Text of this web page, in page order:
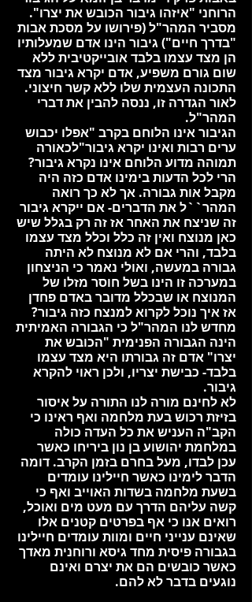
הרוחני "איזהו גיבור הכובש את יצרו".
מסביר המהר"ל (פירושו על מסכת אבות
"בדרך חיים") גיבור הינו אדם שמעלותיו
הן מצד עצמו בלבד אובייקטיבית ללא
שום גורם משפיע, אדם יקרא גיבור מצד
התכונה העצמית שלו ללא קשר חיצוני.
לאור הגדרה זו, ננסה להבין את דברי
המהר"ל.
הגיבור אינו הלוחם בקרב "אפלו יכבוש
ערים רבות ואינו יקרא גיבור"לכאורה
תמוהה מדוע הלוחם אינו נקרא גיבור?
הרי לכל הדעות בימינו אדם כזה היה
מקבל אות גבורה. אך לא כך רואה
המהר``ל את הדברים- אם ייקרא גיבור
זה שניצח את האחר אז זה רק בגלל שיש
כאן מנוצח ואין זה כלל וכלל מצד עצמו
בלבד, והרי אם לא מנוצח לא היתה
גבורה במעשה, ואולי נאמר כי הניצחון
במערכה זו הינו בשל חוסר מזלו של
המנוצח או שבכלל מדובר באדם פחדן
אז איך נוכל לקרוא למנצח כזה גיבור?
מחדש לנו המהר"ל כי הגבורה האמיתית
הינה הגבורה הפנימית "הכובש את
יצרו" אדם זה גבורתו היא מצד עצמו
בלבד- כבישת יצריו, ולכן ראוי להקרא
גיבור.
לא לחינם מורה לנו התורה על איסור
בזיזת רכוש בעת מלחמה ואף ראינו כי
הקב"ה העניש את כל העדה כולה
במלחמת יהושוע בן נון ביריחו כאשר
עכן לבדו, מעל בחרם בזמן הקרב. דומה
הדבר לימינו כאשר חיילינו עומדים
בשעת מלחמה בשדות האוייב ואף כי
קשה עליהם הדרך עם מעט מים ואוכל,
רואים אנו כי אף בפרטים קטנים אלו
שאינם ענייני חיים ומוות עומדים חיילינו
בגבורה פיסית מחד גיסא ורוחנית מאדך
כאשר כובשים הם את יצרם ואינם
נוגעים בדבר לא להם.